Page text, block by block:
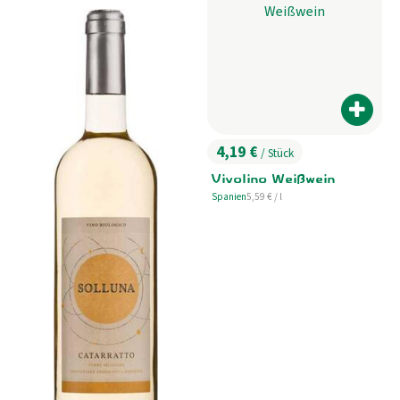
, Preis:
4,19 € / Stück
Vivolino Weißwein
, Herkunft:
Spanien, Referenzpreis:
5,59 € / l